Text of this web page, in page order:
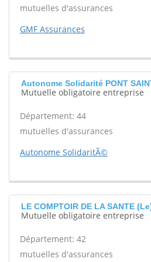
mutuelles d'assurances
GMF Assurances
Autonome Solidarité PONT
Mutuelle obligatoire entreprise
Département: 44
mutuelles d'assurances
Autonome SolidaritÃ©
LE COMPTOIR DE LA SANTE
Mutuelle obligatoire entreprise
Département: 42
mutuelles d'assurances